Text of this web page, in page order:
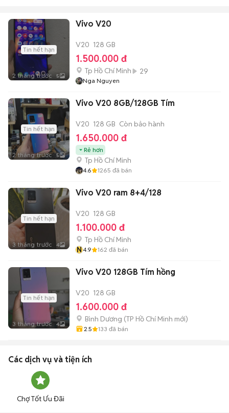
Tin hết hạn
2 tháng trước 5
Vivo V20
V20 128 GB
1.500.000 đ
Tp Hồ Chí Minh 29
Nga Nguyen
Tin hết hạn
2 tháng trước 5
Vivo V20 8GB/128GB Tím
V20 128 GB Còn bảo hành
1.650.000 đ
Rẻ hơn
Tp Hồ Chí Minh
4.6 1265 đã bán
Tin hết hạn
3 tháng trước 4
Vivo V20 ram 8+4/128
V20 128 GB
1.100.000 đ
Tp Hồ Chí Minh
N4.9 162 đã bán
Tin hết hạn
3 tháng trước 4
Vivo V20 128GB Tím hồng
V20 128 GB
1.600.000 đ
Bình Dương (TP Hồ Chí Minh mới)
2.5 133 đã bán
Các dịch vụ và tiện ích
Chợ Tốt Ưu Đãi